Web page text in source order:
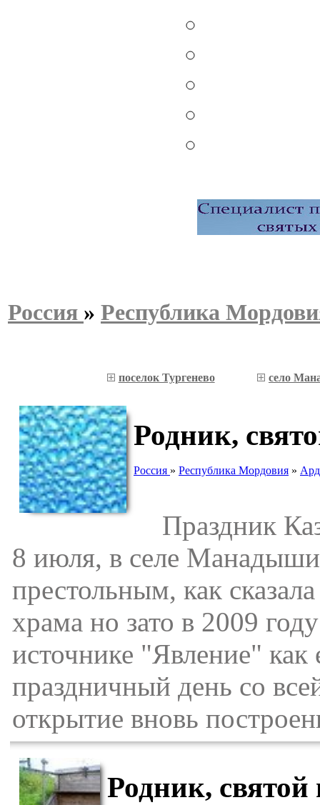
Россия » Республика
поселок Тургенево село
Родник,
Россия » Республика Мордовия »
Праздник
8 июля, в селе Манадыши
престольным, как
храма но зато в 2009
источнике "Явление" как
праздничный день со
открытие вновь
Родник,